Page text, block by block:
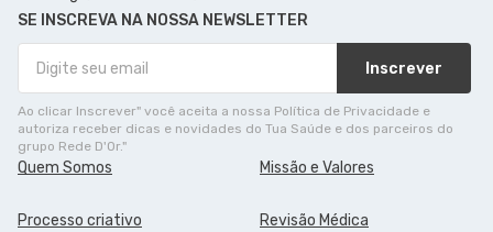
SE INSCREVA NA NOSSA NEWSLETTER
Inscrever
Ao clicar Inscrever" você aceita a nossa Política de Privacidade e
autoriza receber dicas e novidades do Tua Saúde e dos parceiros do
grupo Rede D'Or."
Quem Somos Missão e Valores
Processo criativo Revisão Médica